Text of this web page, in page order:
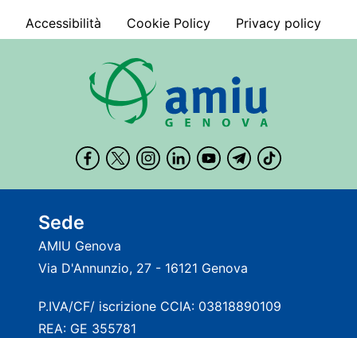
Accessibilità
Cookie Policy Privacy policy
Sede
AMIU Genova
Via D'Annunzio, 27 - 16121 Genova
P.IVA/CF/ iscrizione CCIA: 03818890109
REA: GE 355781